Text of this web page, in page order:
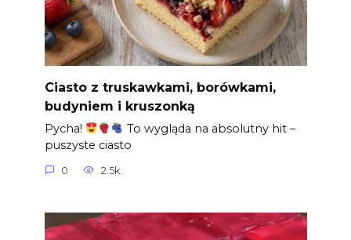
Ciasto z truskawkami, borówkami,
budyniem i kruszonką
Pycha!
To wygląda na absolutny hit –
puszyste ciasto
0 2.5k.